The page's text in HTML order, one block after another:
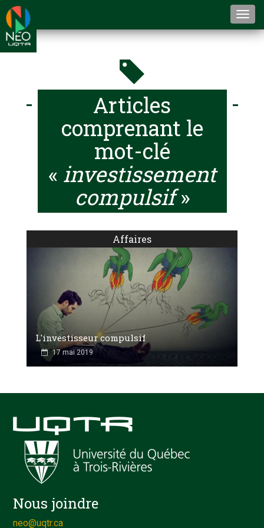
Articles
comprenant le
mot-clé
« investissement
compulsif»
Affaires
L'investisseur compulsif
17 mai 2019
Nous joindre
neo@uqtr.ca